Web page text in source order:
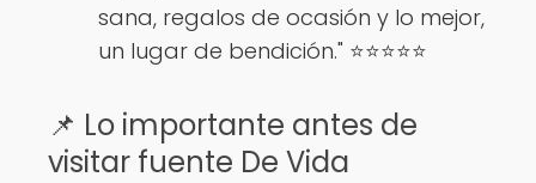
sana, regalos de ocasión y lo mejor,
un lugar de bendición." ⭐⭐⭐⭐⭐
📌 Lo importante antes de
visitar fuente De Vida